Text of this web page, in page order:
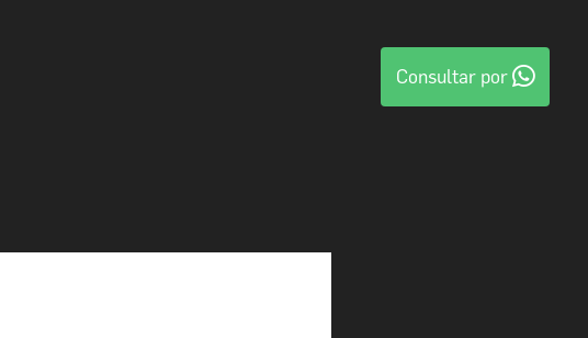
Consultar por